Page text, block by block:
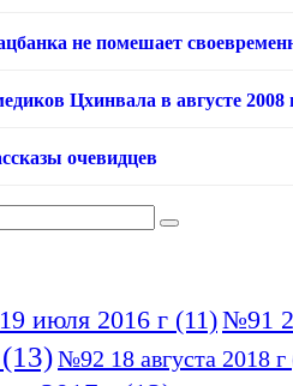
не помешает
Цхинвала в августе 2008
очевидцев
июля 2016 г (11)№91
(13)№92 18 августа 2018 г